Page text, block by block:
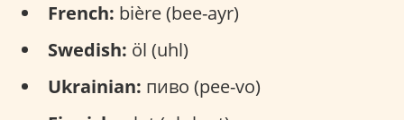
French: bière (bee-ayr)
Swedish: öl (uhl)
Ukrainian: пиво (pee-vo)